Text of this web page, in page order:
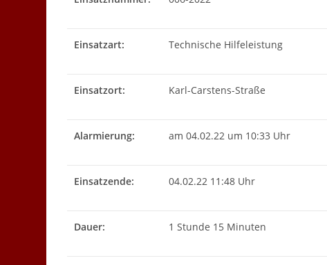
Einsatzart: Technische Hilfeleistung
Einsatzort: Karl-Carstens-Straße
Alarmierung: am 04.02.22 um 10:33 Uhr
Einsatzende: 04.02.22 11:48 Uhr
Dauer: 1 Stunde 15 Minuten